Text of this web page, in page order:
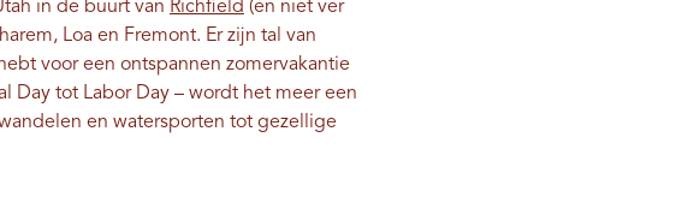
in de buurt van Richfield (en niet ver
Loa en Fremont. Er zijn tal van
voor een ontspannen zomervakantie
Day tot Labor Day – wordt het meer een
en watersporten tot gezellige